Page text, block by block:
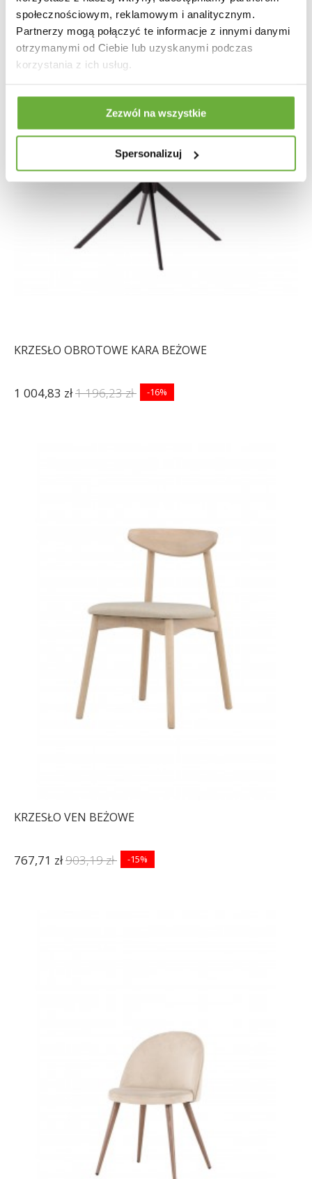
społecznościowym, reklamowym i analitycznym.
Partnerzy mogą połączyć te informacje z innymi danymi
otrzymanymi od Ciebie lub uzyskanymi podczas
korzystania z ich usług.
Zezwól na wszystkie
Spersonalizuj
KRZESŁO OBROTOWE KARA BEŻOWE
1 004,83 zł1 196,23 zł -16%
KRZESŁO VEN BEŻOWE
767,71 zł903,19 zł -15%